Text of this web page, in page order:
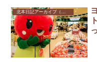
北本日記アーカイブ（記録保存）